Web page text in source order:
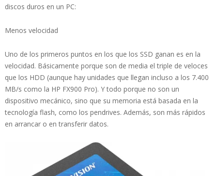
discos duros en un PC:
Menos velocidad
Uno de los primeros puntos en los que los SSD ganan es en la
velocidad. Básicamente porque son de media el triple de veloces
que los HDD (aunque hay unidades que llegan incluso a los 7.400
MB/s como la HP FX900 Pro). Y todo porque no son un
dispositivo mecánico, sino que su memoria está basada en la
tecnología flash, como los pendrives. Además, son más rápidos
en arrancar o en transferir datos.